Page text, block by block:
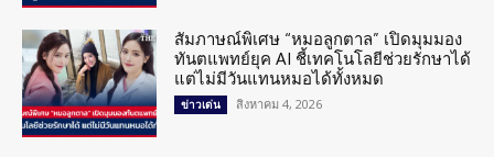
สัมภาษณ์พิเศษ “หมอลูกตาล” เปิดมุมมอง
ทันตแพทย์ยุค AI ชี้เทคโนโลยีช่วยรักษาได้
แต่ไม่มีวันแทนหมอได้ทั้งหมด
ข่าวเด่น สิงหาคม 4, 2026